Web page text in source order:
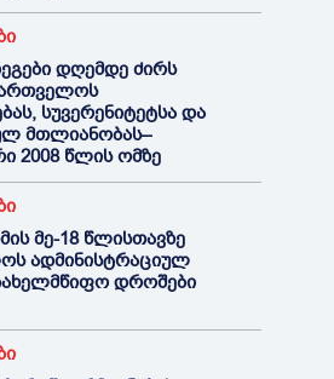
დღემდე ძირს
სუვერენიტეტსა და
მთლიანობას–
2008 წლის ომზე
მე-18 წლისთავზე
ადმინისტრაციულ
დროშები